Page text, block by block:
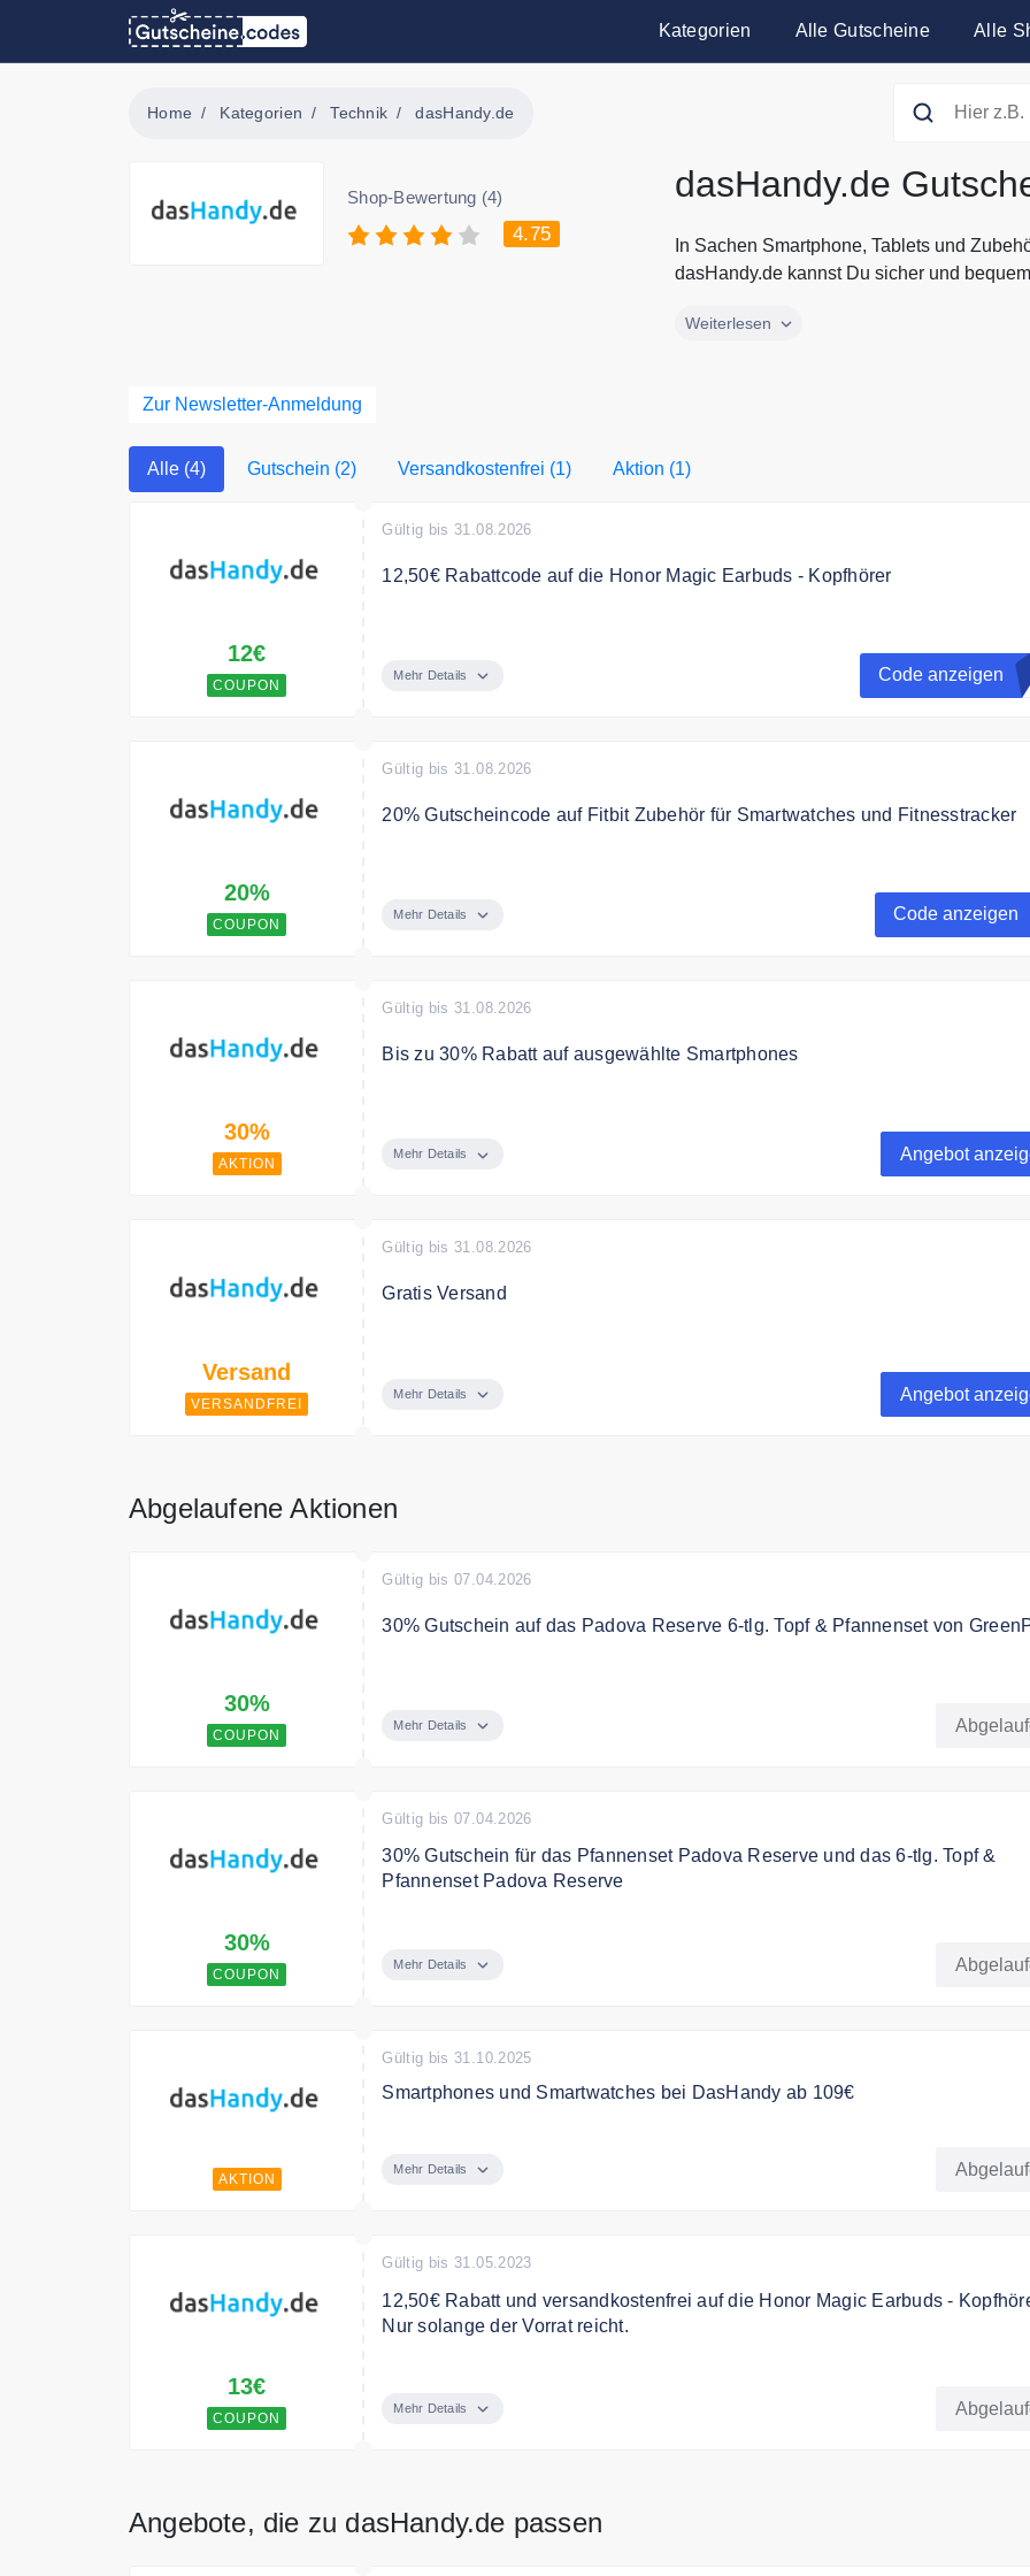
Kategorien Alle Gutscheine Alle
Home Kategorien Technik dasHandy.de
Shop-Bewertung (4)
4.75
dasHandy.de
In Sachen Smartphone, Tablets und
dasHandy.de kannst Du sicher und
In Sachen Smartphone, Tablets und
Gutscheine.codes mit den aktuellsten
Weiterlesen
Zur Newsletter-Anmeldung
Alle (4) Gutschein (2) Versandkostenfrei (1) Aktion (1)
12€
COUPON
Gültig bis 31.08.2026
12,50€ Rabattcode auf die Honor Magic Earbuds - Kopfhörer
Bedingungen
Mehr Details Code anzeigen
20%
COUPON
Gültig bis 31.08.2026
20% Gutscheincode auf Fitbit Zubehör für Smartwatches und Fitnesstracker
Zubehör für Smartwatches und Fitnesstracker, z.B. Ladekabel, Armbänder.
Mehr Details Code anzeigen
30%
AKTION
Gültig bis 31.08.2026
Bis zu 30% Rabatt auf ausgewählte Smartphones
Mehr Details Angebot
Versand
VERSANDFREI
Gültig bis 31.08.2026
Gratis Versand
Mehr Details Angebot
Abgelaufene Aktionen
30%
COUPON
Gültig bis 07.04.2026
30% Gutschein auf das Padova Reserve 6-tlg. Topf & Pfannenset von
Bedingungen
Mehr Details
30%
COUPON
Gültig bis 07.04.2026
30% Gutschein für das Pfannenset Padova Reserve und das 6-tlg. Topf &
Pfannenset Padova Reserve
Mehr Details
AKTION
Gültig bis 31.10.2025
Smartphones und Smartwatches bei DasHandy ab 109€
Mehr Details
13€
COUPON
Gültig bis 31.05.2023
12,50€ Rabatt und versandkostenfrei auf die Honor Magic Earbuds -
Nur solange der Vorrat reicht.
Mehr Details
Angebote, die zu dasHandy.de passen